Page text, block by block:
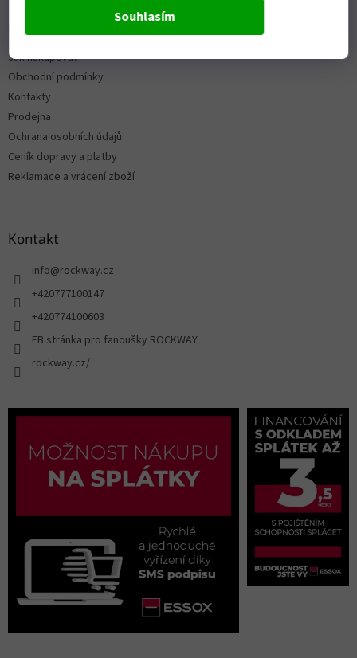
Souhlasím
Jak nakupovat
Obchodní podmínky
Kontakty
Prodejna
Ochrana osobních údajů
Ceník dopravy a platby
Reklamace a vrácení zboží
Kontakt
info@rockway.cz
+420777100147
+420774100603
FB stránka pro fanoušky ROCKWAY
rockway.cz/